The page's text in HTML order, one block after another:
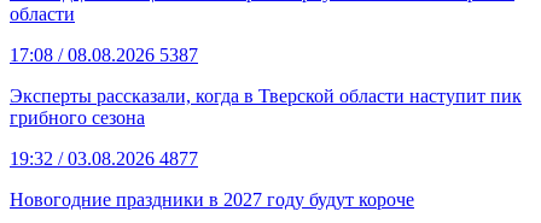
области
17:08 / 08.08.2026 5387
Эксперты рассказали, когда в Тверской области наступит пик
грибного сезона
19:32 / 03.08.2026 4877
Новогодние праздники в 2027 году будут короче